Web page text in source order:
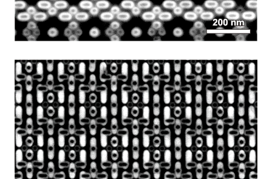
电场和磁场对入射电子的影响